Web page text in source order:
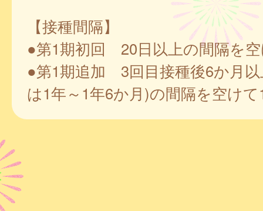
【接種間隔】
●第1期初回 20日以上の間隔を
●第1期追加 3回目接種後6か月
は1年～1年6か月)の間隔を空け